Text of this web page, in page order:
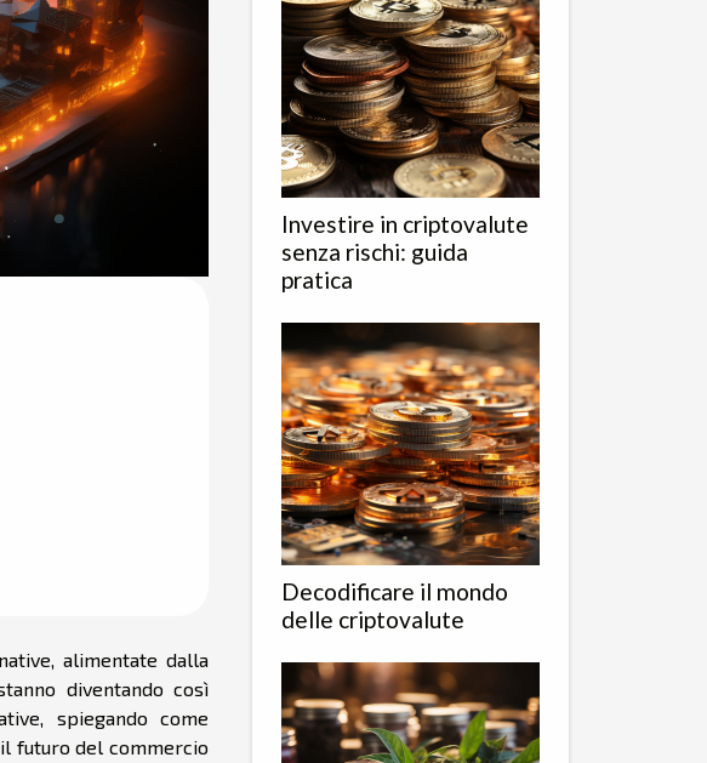
alimentate dalla
diventando così
spiegando come
futuro del commercio
Investire in criptovalute
senza rischi: guida
pratica
Decodificare il mondo
delle criptovalute